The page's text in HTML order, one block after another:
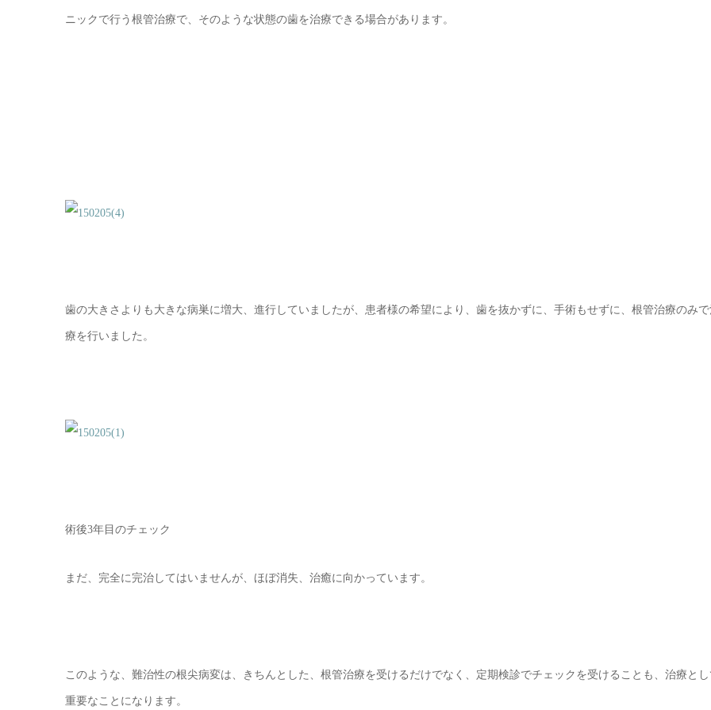
ニックで行う根管治療で、そのような状態の歯を治療できる場合があります。
歯の大きさよりも大きな病巣に増大、進行していましたが、患者様の希望により、歯を抜かずに、手術もせずに、根管治療のみ
療を行いました。
術後3年目のチェック
まだ、完全に完治してはいませんが、ほぼ消失、治癒に向かっています。
このような、難治性の根尖病変は、きちんとした、根管治療を受けるだけでなく、定期検診でチェックを受けることも、治療と
重要なことになります。